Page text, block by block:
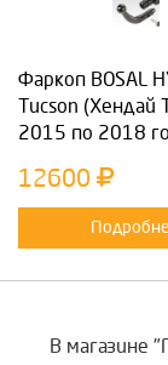
Фаркоп BOSAL
Tucson (Хендай
2015 по 2018
12600
В магазине